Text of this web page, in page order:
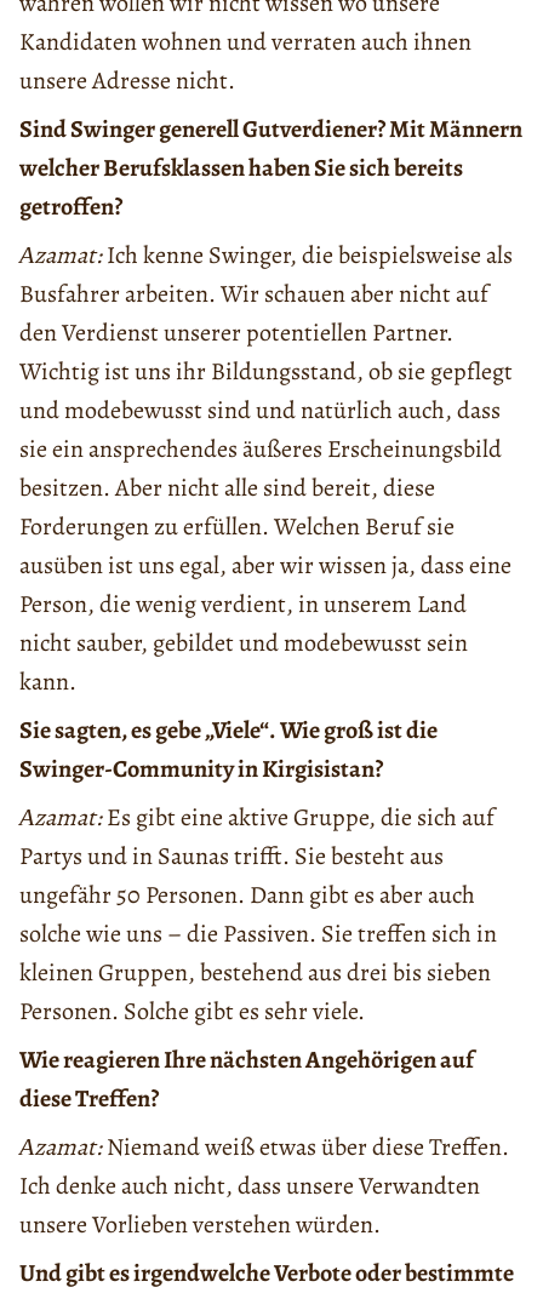
Kandidaten wohnen und verraten auch ihnen
unsere Adresse nicht.
Sind Swinger generell Gutverdiener? Mit Männern
welcher Berufsklassen haben Sie sich bereits
getroffen?
Аzamat:Ich kenne Swinger, die beispielsweise als
Busfahrer arbeiten. Wir schauen aber nicht auf
den Verdienst unserer potentiellen Partner.
Wichtig ist uns ihr Bildungsstand, ob sie gepflegt
und modebewusst sind und natürlich auch, dass
sie ein ansprechendes äußeres Erscheinungsbild
besitzen. Aber nicht alle sind bereit, diese
Forderungen zu erfüllen. Welchen Beruf sie
ausüben ist uns egal, aber wir wissen ja, dass eine
Person, die wenig verdient, in unserem Land
nicht sauber, gebildet und modebewusst sein
kann.
Sie sagten, es gebe „Viele“. Wie groß ist die
Swinger-Community in Kirgisistan?
Аzamat:Es gibt eine aktive Gruppe, die sich auf
Partys und in Saunas trifft. Sie besteht aus
ungefähr 50 Personen. Dann gibt es aber auch
solche wie uns – die Passiven. Sie treffen sich in
kleinen Gruppen, bestehend aus drei bis sieben
Personen. Solche gibt es sehr viele.
Wie reagieren Ihre nächsten Angehörigen auf
diese Treffen?
Аzamat:Niemand weiß etwas über diese Treffen.
Ich denke auch nicht, dass unsere Verwandten
unsere Vorlieben verstehen würden.
Und gibt es irgendwelche Verbote oder bestimmte